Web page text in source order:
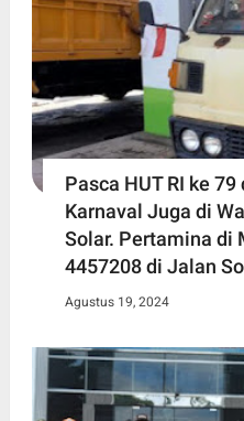
Pasca HUT RI ke
Karnaval Juga di
Solar. Pertamina di
4457208 di Jalan
Agustus 19, 2024